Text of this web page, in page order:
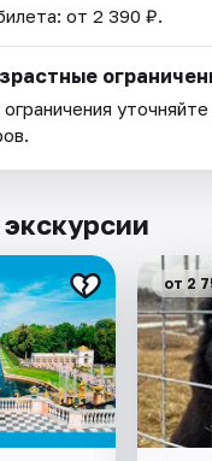
от 2 390 ₽.
уточняйте
от 2